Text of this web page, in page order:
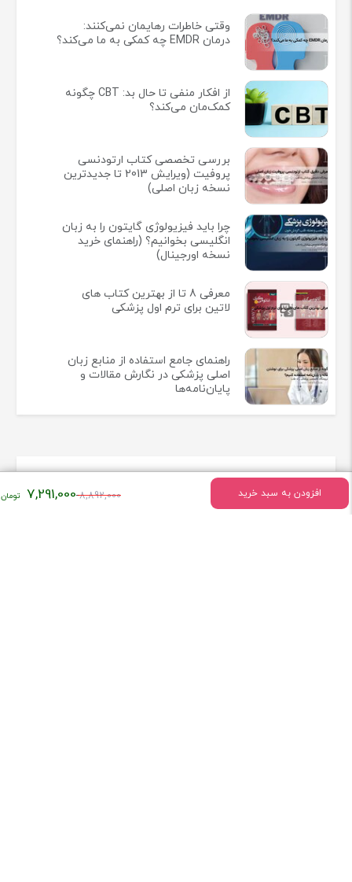
افزودن به سبد خرید 8,892,000قیمت
7,291,000
وقتی خاطرات رهایمان نمی‌کنند:
درمان EMDR چه کمکی به ما می‌کند؟
از افکار منفی تا حال بد: CBT چگونه
کمک‌مان می‌کند؟
بررسی تخصصی کتاب ارتودنسی
پروفیت (ویرایش 2013 تا جدیدترین
نسخه زبان اصلی)
چرا باید فیزیولوژی گایتون را به زبان
انگلیسی بخوانیم؟ (راهنمای خرید
نسخه اورجینال)
معرفی 8 تا از بهترین کتاب های
لاتین برای ترم اول پزشکی
راهنمای جامع استفاده از منابع زبان
اصلی پزشکی در نگارش مقالات و
پایان‌نامه‌ها
اطلاعات تماس